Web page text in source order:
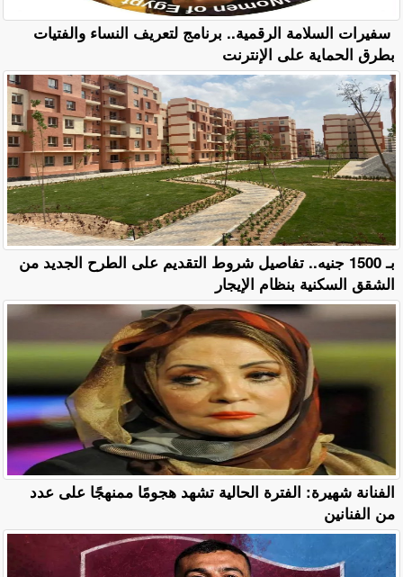
سفيرات السلامة الرقمية.. برنامج لتعريف النساء والفتيات
بطرق الحماية على الإنترنت
بـ 1500 جنيه.. تفاصيل شروط التقديم على الطرح الجديد من
الشقق السكنية بنظام الإيجار
الفنانة شهيرة: الفترة الحالية تشهد هجومًا ممنهجًا على عدد
من الفنانين